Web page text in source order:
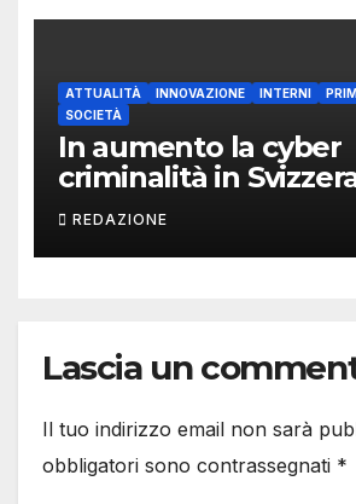
ATTUALITÀ INNOVAZIONE INTERNI
SOCIETÀ
In aumento la cyber
criminalità in
REDAZIONE
Lascia un
Il tuo indirizzo email non sarà
obbligatori sono contrassegnati *